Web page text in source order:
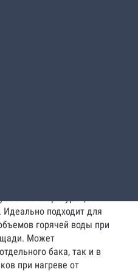
подходит для
горячей воды при
Может
бака, так и в
при нагреве от